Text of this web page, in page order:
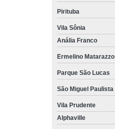
Pirituba
Vila Sônia
Anália Franco
Ermelino Matarazzo
Parque São Lucas
São Miguel Paulista
Vila Prudente
Alphaville